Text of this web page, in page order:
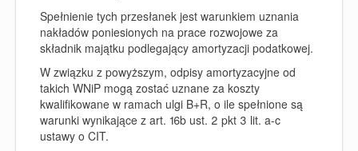
Spełnienie tych przesłanek jest warunkiem uznania
nakładów poniesionych na prace rozwojowe za
składnik majątku podlegający amortyzacji podatkowej.
W związku z powyższym, odpisy amortyzacyjne od
takich WNiP mogą zostać uznane za koszty
kwalifikowane w ramach ulgi B+R, o ile spełnione są
warunki wynikające z art. 16b ust. 2 pkt 3 lit. a-c
ustawy o CIT.